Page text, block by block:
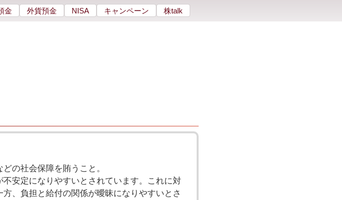
金 外貨預金 NISA キャンペーン 株talk
の社会保障を賄うこと。
安定になりやすいとされています。これに対
、負担と給付の関係が曖昧になりやすいとさ